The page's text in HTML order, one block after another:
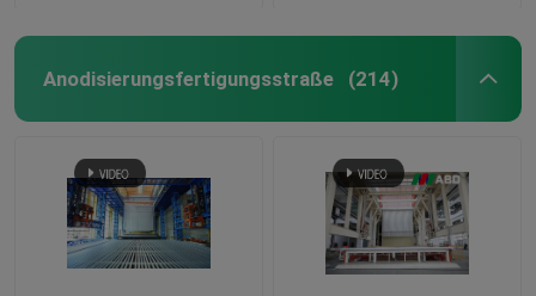
Anodisierungsfertigungsstraße (214)